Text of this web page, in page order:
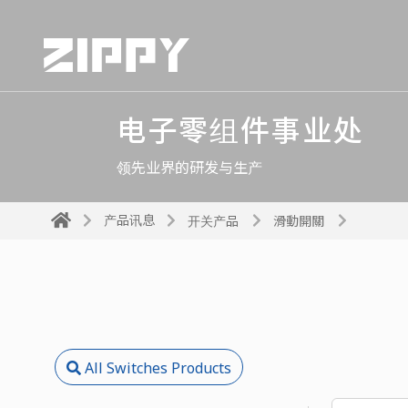
电子零组件事业处
领先业界的研发与生产
产品讯息 开关产品 滑動開關
All Switches Products